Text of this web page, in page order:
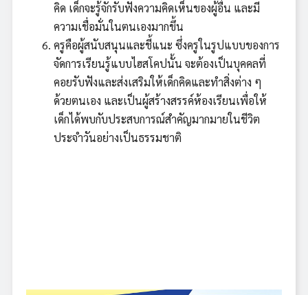
คิด เด็กจะรู้จักรับฟังความคิดเห็นของผู้อื่น และมี
ความเชื่อมั่นในตนเองมากขึ้น
ครูคือผู้สนับสนุนและชี้แนะ ซึ่งครูในรูปแบบของการ
จัดการเรียนรู้แบบไฮสโคปนั้น จะต้องเป็นบุคคลที่
คอยรับฟังและส่งเสริมให้เด็กคิดและทำสิ่งต่าง ๆ
ด้วยตนเอง และเป็นผู้สร้างสรรค์ห้องเรียนเพื่อให้
เด็กได้พบกับประสบการณ์สำคัญมากมายในชีวิต
ประจำวันอย่างเป็นธรรมชาติ